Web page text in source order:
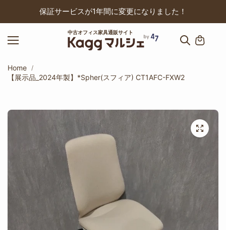
保証サービスが1年間に変更になりました！
中古オフィス家具通販サイト
Home
【展示品_2024年製】*Spher(スフィア) CT1AFC-FXW2